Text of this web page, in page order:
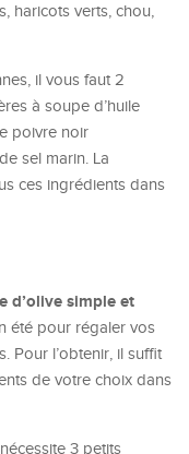
haricots verts, chou,
il vous faut 2
à soupe d’huile
poivre noir
sel marin. La
ces ingrédients dans
d’olive simple et
été pour régaler vos
Pour l’obtenir, il suffit
de votre choix dans
3 petits